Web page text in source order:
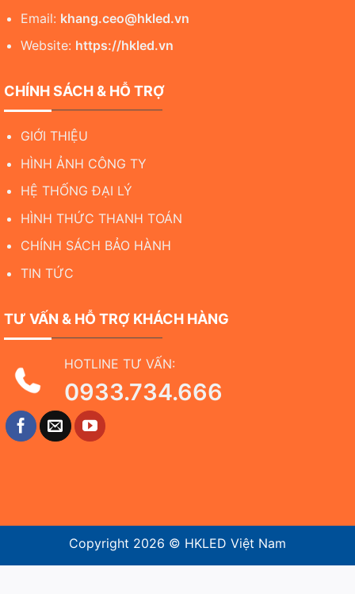
Email: khang.ceo@hkled.vn
Website: https://hkled.vn
CHÍNH SÁCH & HỖ TRỢ
GIỚI THIỆU
HÌNH ẢNH CÔNG TY
HỆ THỐNG ĐẠI LÝ
HÌNH THỨC THANH TOÁN
CHÍNH SÁCH BẢO HÀNH
TIN TỨC
TƯ VẤN & HỖ TRỢ KHÁCH HÀNG
HOTLINE TƯ VẤN:
0933.734.666
Copyright 2026 © HKLED Việt Nam